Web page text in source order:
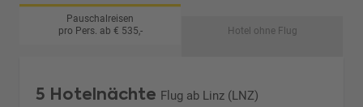
Pauschalreisen
pro Pers. ab € 535,-
Hotel ohne Flug
5 Hotelnächte Flug ab Linz (LNZ)